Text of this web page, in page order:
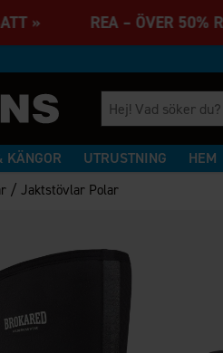
» REA – ÖVER
KÄNGOR UTRUSTNING HEM
/Jaktstövlar Polar